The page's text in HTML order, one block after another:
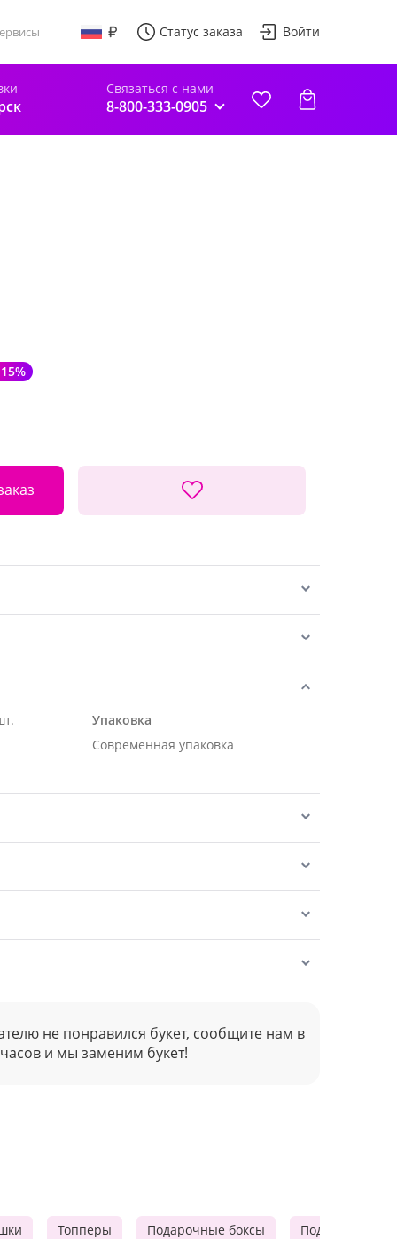
Статус заказа Войти
Связаться с нами
8-800-333-0905
Упаковка
Современная упаковка
не понравился букет, сообщите нам в
и мы заменим букет!
Топперы Подарочные боксы Подарочные